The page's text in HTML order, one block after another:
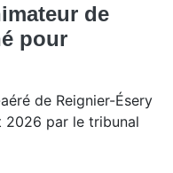
de
pour
de Reignier-Ésery
2026 par le tribunal